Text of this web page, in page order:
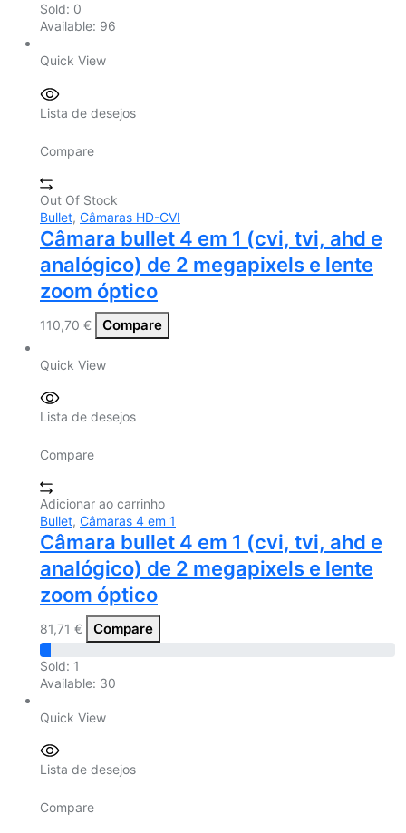
Sold: 0
Available: 96
Quick View
Lista de desejos
Compare
Out Of Stock
Bullet, Câmaras HD-CVI
Câmara bullet 4 em 1 (cvi, tvi, ahd e
analógico) de 2 megapixels e lente
zoom óptico
110,70 € Compare
Quick View
Lista de desejos
Compare
Adicionar ao carrinho
Bullet, Câmaras 4 em 1
Câmara bullet 4 em 1 (cvi, tvi, ahd e
analógico) de 2 megapixels e lente
zoom óptico
81,71 € Compare
Sold: 1
Available: 30
Quick View
Lista de desejos
Compare